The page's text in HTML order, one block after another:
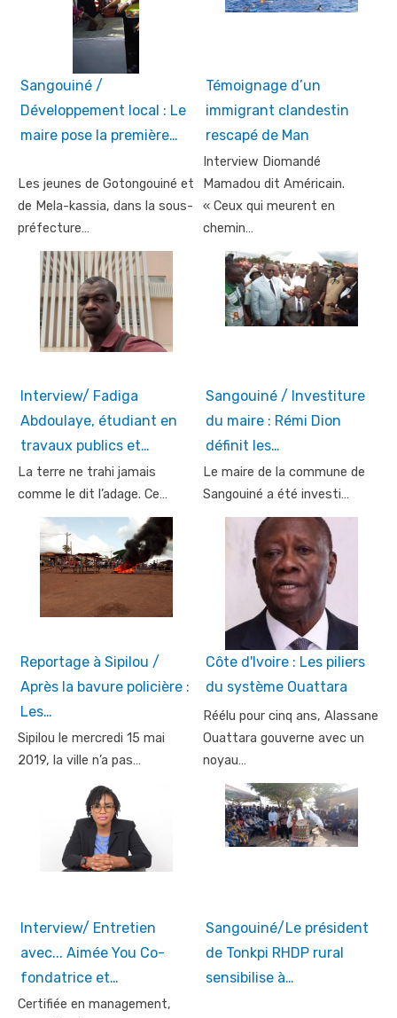
Sangouiné /
Développement local : Le
maire pose la première…
Les jeunes de Gotongouiné et
de Mela-kassia, dans la sous-
préfecture…
Témoignage d’un
immigrant clandestin
rescapé de Man
Interview Diomandé
Mamadou dit Américain.
« Ceux qui meurent en
chemin…
Interview/ Fadiga
Abdoulaye, étudiant en
travaux publics et…
La terre ne trahi jamais
comme le dit l’adage. Ce…
Sangouiné / Investiture
du maire : Rémi Dion
définit les…
Le maire de la commune de
Sangouiné a été investi…
Reportage à Sipilou /
Après la bavure policière :
Les…
Sipilou le mercredi 15 mai
2019, la ville n’a pas…
Côte d'Ivoire : Les piliers
du système Ouattara
Réélu pour cinq ans, Alassane
Ouattara gouverne avec un
noyau…
Interview/ Entretien
avec... Aimée You Co-
fondatrice et…
Certifiée en management,
Sangouiné/Le président
de Tonkpi RHDP rural
sensibilise à…